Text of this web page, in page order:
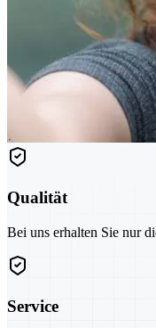
Qualität
Bei uns erhalten Sie nur
Service